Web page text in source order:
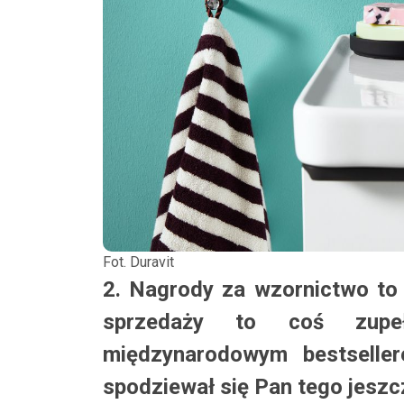
Fot. Duravit
2. Nagrody za wzornictwo
sprzedaży to coś
międzynarodowym
spodziewał się Pan tego